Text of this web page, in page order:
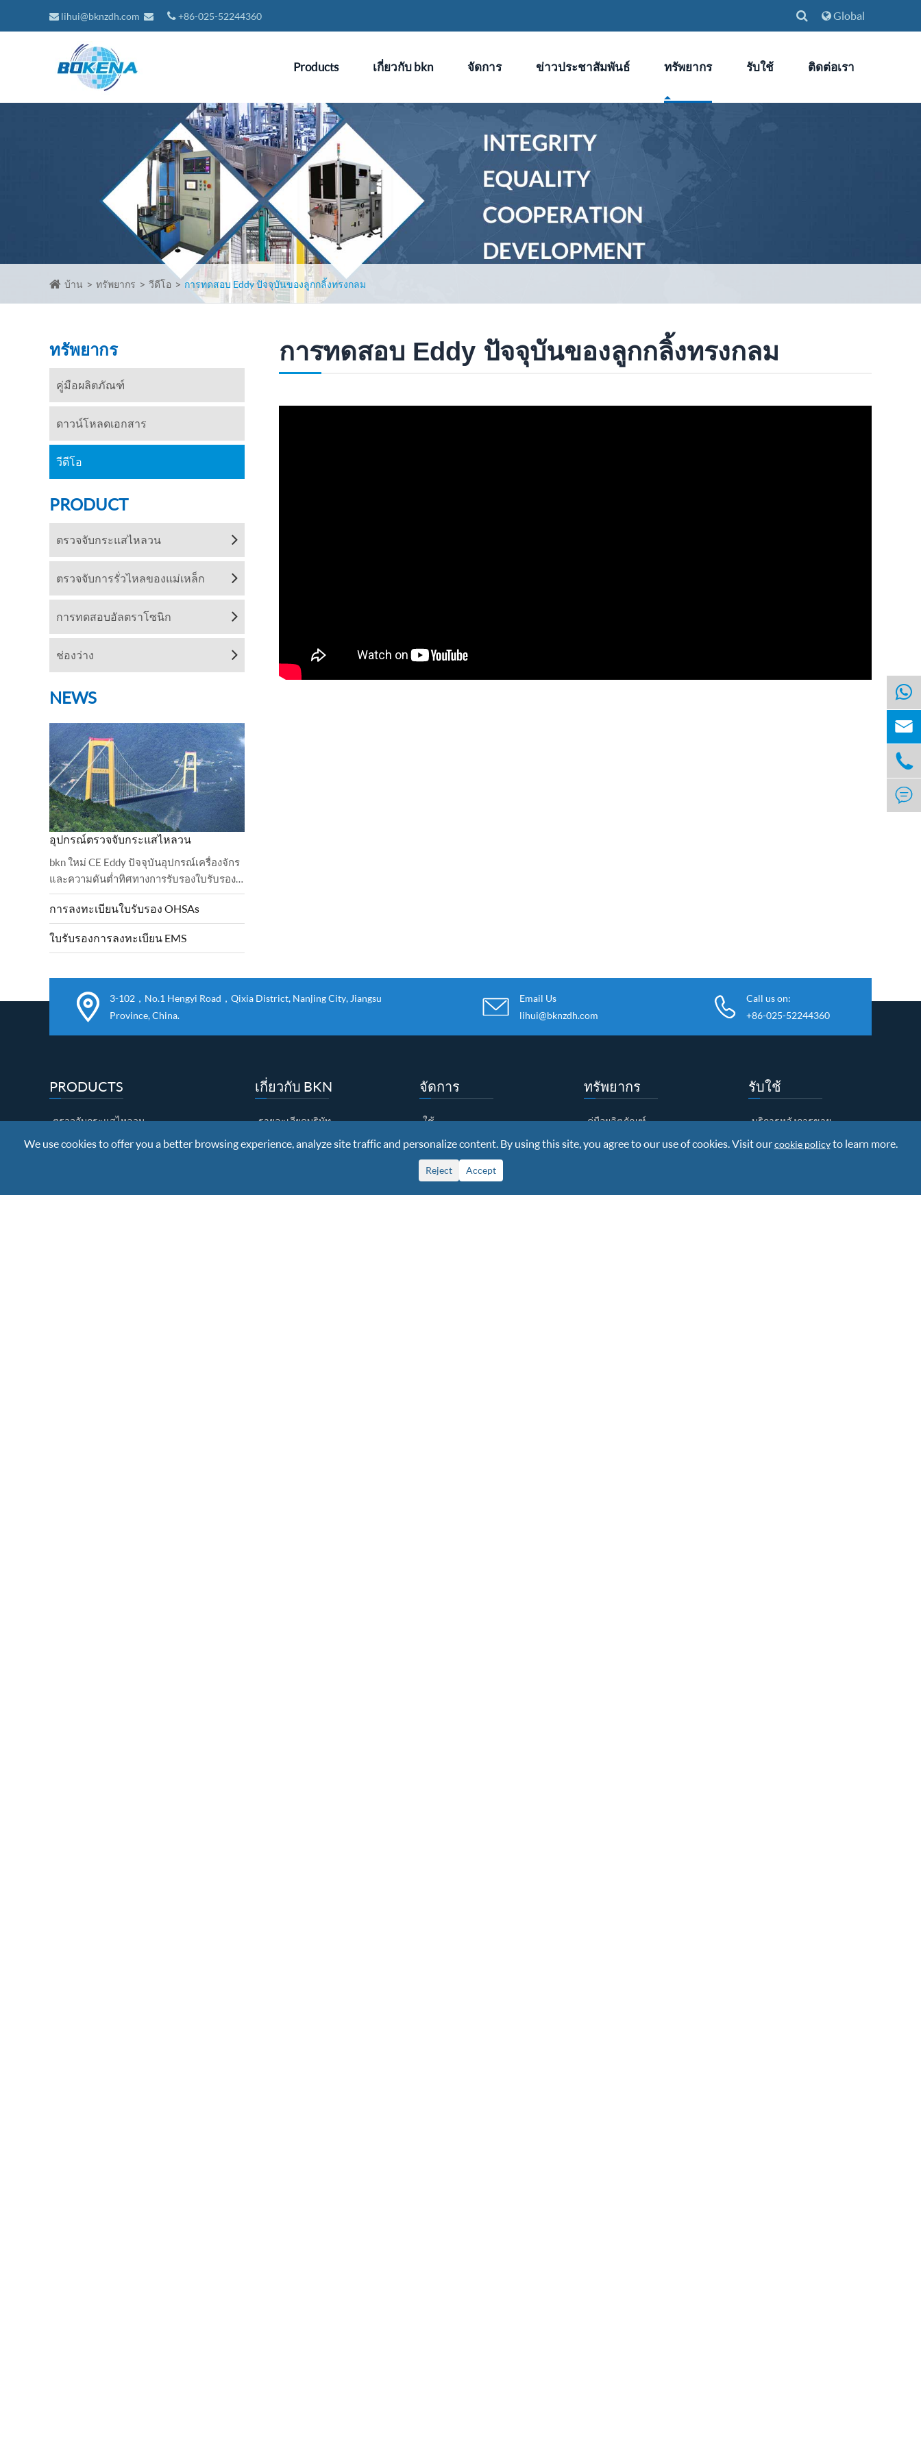
lihui@bknzdh.com +86-025-52244360 Global
Products เกี่ยวกับ bkn จัดการ ข่าวประชาสัมพันธ์ ทรัพยากร รับใช้ ติดต่อเรา
บ้าน ทรัพยากร วีดีโอ การทดสอบ Eddy ปัจจุบันของลูกกลิ้งทรงกลม
ทรัพยากร
คู่มือผลิตภัณฑ์
ดาวน์โหลดเอกสาร
วีดีโอ
PRODUCT
ตรวจจับกระแสไหลวน
ตรวจจับการรั่วไหลของแม่เหล็ก
การทดสอบอัลตราโซนิก
ช่องว่าง
NEWS
อุปกรณ์ตรวจจับกระแสไหลวน
bkn ใหม่ CE Eddy ปัจจุบันอุปกรณ์เครื่องจักร
และความดันต่ำทิศทางการรับรองใบรับรอง
BKN ได้ปฏิบัติตามและเสร็จสิ้นการตรวจสอบ
เรียบร้อยแล้ว 2006 บัลลาสต์และสั่ง
เครื่องจักรกลและ
การลงทะเบียนใบรับรอง OHSAs
ใบรับรองการลงทะเบียน EMS
การทดสอบ Eddy ปัจจุบันของลูกกลิ้งทรงกลม
3-102，No.1 Hengyi Road，Qixia District, Nanjing City, Jiangsu
Province, China.
Email Us
lihui@bknzdh.com
Call us on:
+86-025-52244360
PRODUCTS
ตรวจจับกระแสไหลวน
ตรวจจับการรั่วไหลของแม่เหล็ก
เกี่ยวกับ BKN
รายละเอียดบริษัท
ประกาศนียบัตรกิตติมศักดิ์
จัดการ
ใช้
ราย
ขนบธรรมเนียม
ทรัพยากร
คู่มือผลิตภัณฑ์
ดาวน์โหลดเอกสาร
รับใช้
บริการหลังการขาย
การวิจัยและพัฒนา



We use cookies to offer you a better browsing experience, analyze site traffic and personalize content. By using this site, you agree to our use of cookies. Visit ourcookie policyto learn more.
Reject Accept